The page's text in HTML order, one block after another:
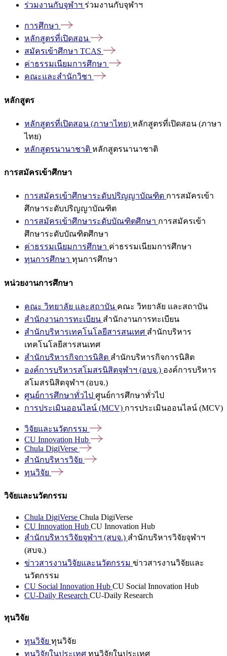
ร่วมงานกับจุฬาฯ ร่วมงานกับจุฬาฯ
การศึกษา
หลักสูตรที่เปิดสอน
สมัครเข้าศึกษา TCAS
ค่าธรรมเนียมการศึกษา
คณะและสำนักวิชา
หลักสูตร
หลักสูตรที่เปิดสอน (ภาษาไทย) หลักสูตรที่เปิดสอน (ภาษา
ไทย)
หลักสูตรนานาชาติ หลักสูตรนานาชาติ
การสมัครเข้าศึกษา
การสมัครเข้าศึกษาระดับปริญญาบัณฑิต การสมัครเข้า
ศึกษาระดับปริญญาบัณฑิต
การสมัครเข้าศึกษาระดับบัณฑิตศึกษา การสมัครเข้า
ศึกษาระดับบัณฑิตศึกษา
ค่าธรรมเนียมการศึกษา ค่าธรรมเนียมการศึกษา
ทุนการศึกษา ทุนการศึกษา
หน่วยงานการศึกษา
คณะ วิทยาลัย และสถาบัน คณะ วิทยาลัย และสถาบัน
สำนักงานการทะเบียน สำนักงานการทะเบียน
สำนักบริหารเทคโนโลยีสารสนเทศ สำนักบริหาร
เทคโนโลยีสารสนเทศ
สำนักบริหารกิจการนิสิต สำนักบริหารกิจการนิสิต
องค์การบริหารสโมสรนิสิตจุฬาฯ (อบจ.) องค์การบริหาร
สโมสรนิสิตจุฬาฯ (อบจ.)
ศูนย์การศึกษาทั่วไป ศูนย์การศึกษาทั่วไป
การประเมินออนไลน์ (MCV) การประเมินออนไลน์ (MCV)
วิจัยและนวัตกรรม
CU Innovation Hub
Chula DigiVerse
สำนักบริหารวิจัย
ทุนวิจัย
วิจัยและนวัตกรรม
Chula DigiVerse Chula DigiVerse
CU Innovation Hub CU Innovation Hub
สำนักบริหารวิจัยจุฬาฯ (สบจ.) สำนักบริหารวิจัยจุฬาฯ
(สบจ.)
ข่าวสารงานวิจัยและนวัตกรรม ข่าวสารงานวิจัยและ
นวัตกรรม
CU Social Innovation Hub CU Social Innovation Hub
CU-Daily Research CU-Daily Research
ทุนวิจัย
ทุนวิจัย ทุนวิจัย
ทุนวิจัยในประเทศ ทุนวิจัยในประเทศ